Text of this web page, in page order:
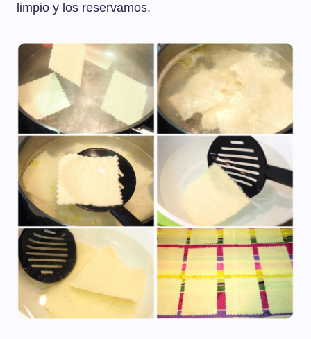
limpio y los reservamos.